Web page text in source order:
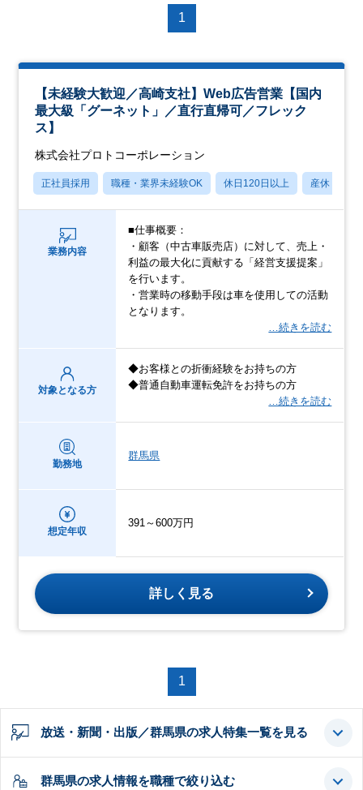
1
【未経験大歓迎／高崎支社】Web広告営業【国内
最大級「グーネット」／直行直帰可／フレック
ス】
株式会社プロトコーポレーション
正社員採用 職種・業界未経験OK 休日120日以上 産休・育休
業務内容
■仕事概要：
・顧客（中古車販売店）に対して、売上・
利益の最大化に貢献する「経営支援提案」
を行います。
・営業時の移動手段は車を使用しての活動
となります。
…続きを読む
対象となる方
◆お客様との折衝経験をお持ちの方
◆普通自動車運転免許をお持ちの方
…続きを読む
勤務地
群馬県
想定年収
391～600万円
詳しく見る
1
放送・新聞・出版／群馬県の求人特集一覧を見る
群馬県の求人情報を職種で絞り込む